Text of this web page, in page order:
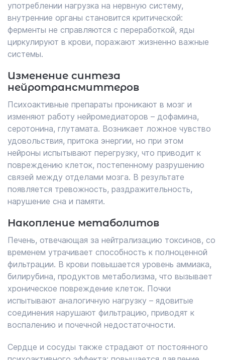
употреблении нагрузка на нервную систему,
внутренние органы становится критической:
ферменты не справляются с переработкой, яды
циркулируют в крови, поражают жизненно важные
системы.
Изменение синтеза
нейротрансмиттеров
Психоактивные препараты проникают в мозг и
изменяют работу нейромедиаторов – дофамина,
серотонина, глутамата. Возникает ложное чувство
удовольствия, притока энергии, но при этом
нейроны испытывают перегрузку, что приводит к
повреждению клеток, постепенному разрушению
связей между отделами мозга. В результате
появляется тревожность, раздражительность,
нарушение сна и памяти.
Накопление метаболитов
Печень, отвечающая за нейтрализацию токсинов, со
временем утрачивает способность к полноценной
фильтрации. В крови повышается уровень аммиака,
билирубина, продуктов метаболизма, что вызывает
хроническое повреждение клеток. Почки
испытывают аналогичную нагрузку – ядовитые
соединения нарушают фильтрацию, приводят к
воспалению и почечной недостаточности.
Сердце и сосуды также страдают от постоянного